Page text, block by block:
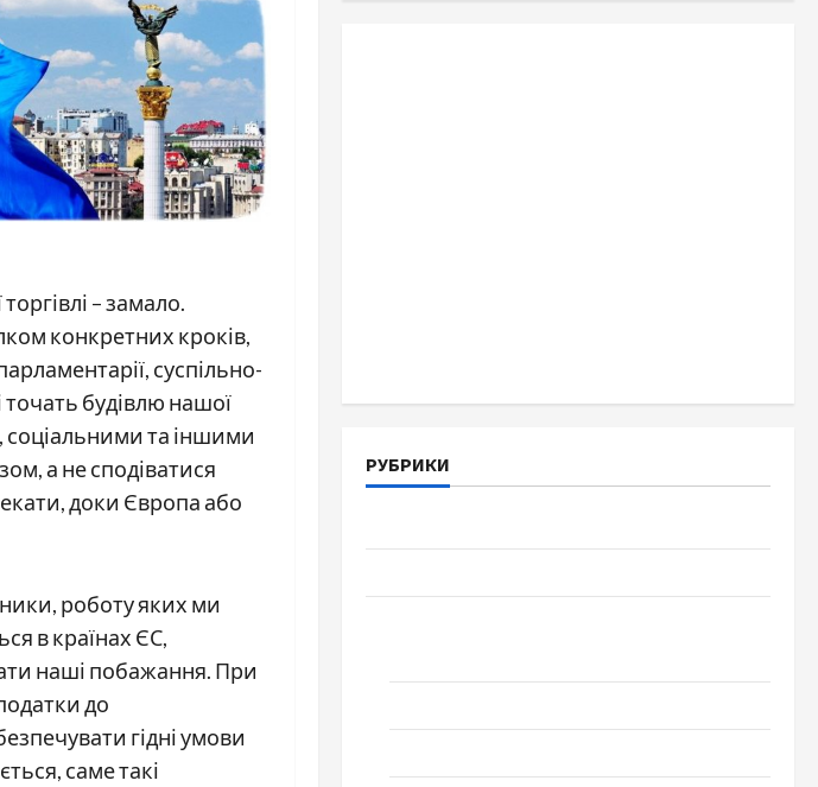
– замало.
конкретних кроків,
суспільно-
точать будівлю нашої
та іншими
а не сподіватися
доки Європа або
роботу яких ми
в країнах ЄС,
наші побажання. При
до
гідні умови
саме такі
РУБРИКИ